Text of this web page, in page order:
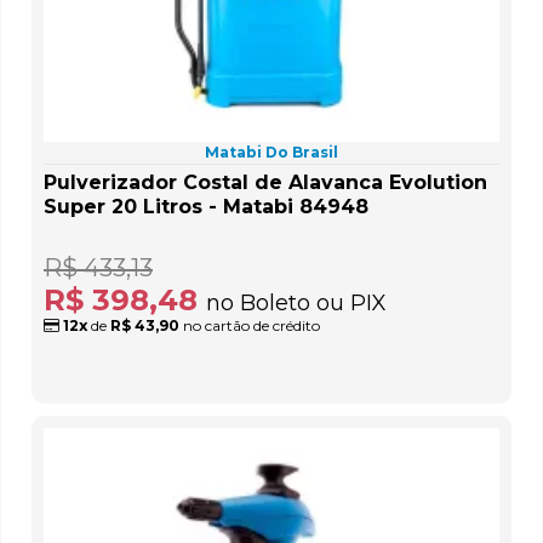
Matabi Do Brasil
Pulverizador Costal de Alavanca Evolution
Super 20 Litros - Matabi 84948
R$ 398,48 no Boleto ou PIX
R$ 433,13
12x de R$ 43,90 no cartão de crédito